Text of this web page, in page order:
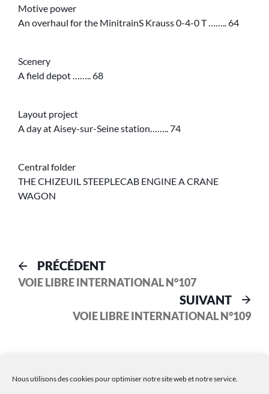
Nous utilisons des cookies pour optimiser notre site web et notre service.
Motive power
An overhaul for the MinitrainS Krauss 0-4-0 T …….. 64
Scenery
A field depot …….. 68
Layout project
A day at Aisey-sur-Seine station…….. 74
Central folder
THE CHIZEUIL STEEPLECAB ENGINE A CRANE
WAGON
PRÉCÉDENT
VOIE LIBRE INTERNATIONAL N°107
SUIVANT
VOIE LIBRE INTERNATIONAL N°109